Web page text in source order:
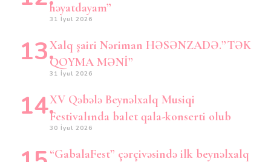
həyatdayam”
31 İyul 2026
Xalq şairi Nəriman HƏSƏNZADƏ.”TƏK
QOYMA MƏNİ”
31 İyul 2026
XV Qəbələ Beynəlxalq Musiqi
Festivalında balet qala-konserti olub
30 İyul 2026
“GabalaFest” çərçivəsində ilk beynəlxalq